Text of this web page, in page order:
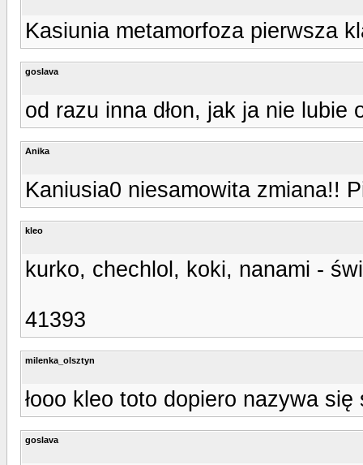
Kasiunia metamorfoza pierwsza
goslava
od razu inna dłon, jak ja nie lubie
Anika
Kaniusia0 niesamowita zmiana!!
kleo
kurko, chechlol, koki, nanami -
41393
milenka_olsztyn
łooo kleo toto dopiero nazywa
goslava